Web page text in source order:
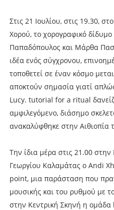
Στις 21 Ιουλίου, στις 19.30,
Χορού, το χορογραφικό
Παπαδόπουλος και Μάρθα
ιδέα ενός σύγχρονου,
τοποθετεί σε έναν κόσμο
αποκτούν σημασία γιατί
Lucy. tutorial for a ritual
αμφιλεγόμενο, διάσημο
ανακαλύφθηκε στην Αιθιοπία
Την ίδια μέρα στις 21.00
Γεωργίου Καλαμάτας ο Andi
point, μια παράσταση που
μουσικής και του ρυθμού με
στην Κεντρική Σκηνή η